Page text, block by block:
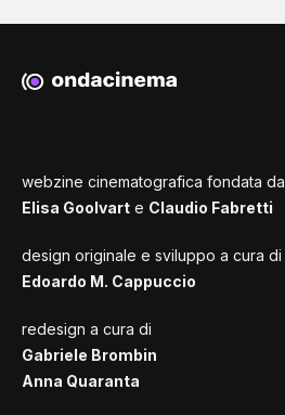
webzine cinematografica fondata da
Elisa Goolvart e Claudio Fabretti
design originale e sviluppo a cura di
Edoardo M. Cappuccio
redesign a cura di
Gabriele Brombin
Anna Quaranta